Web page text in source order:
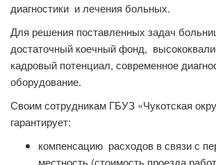
диагностики и лечения больных.
Для решения поставленных задач
достаточный коечный фонд,
кадровый потенциал, современное
оборудование.
Своим сотрудникам ГБУЗ «Чукотская
гарантирует:
компенсацию расходов в связи с
местность (стоимость проезда